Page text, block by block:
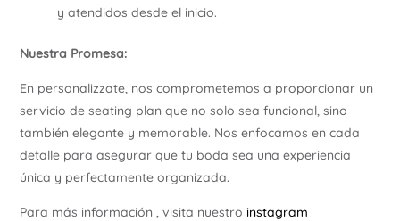
y atendidos desde el inicio.
Nuestra Promesa:
En personalizzate, nos comprometemos a proporcionar un
servicio de seating plan que no solo sea funcional, sino
también elegante y memorable. Nos enfocamos en cada
detalle para asegurar que tu boda sea una experiencia
única y perfectamente organizada.
Para más información , visita nuestro instagram